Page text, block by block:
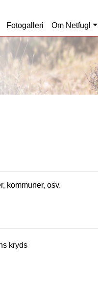
Fotogalleri Om Netfugl
kommuner, osv.
s kryds